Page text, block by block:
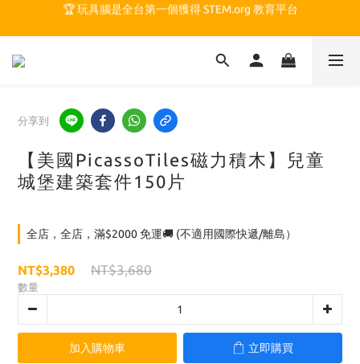
🏆 玩具腦是全台第一個獲得 STEM.org 教育平台
🍎 玩具腦最特別的 VIP 制度 👉
🏆 玩具腦是全台第一個獲得 STEM.org 教育平台
分享到
【美國PicassoTiles磁力積木】兒童
城堡建築套件150片
全店，全店，滿$2000 免運🚚 (不適用國際快遞/離島）
NT$3,380 NT$3,680
數量
加入購物車 立即購買